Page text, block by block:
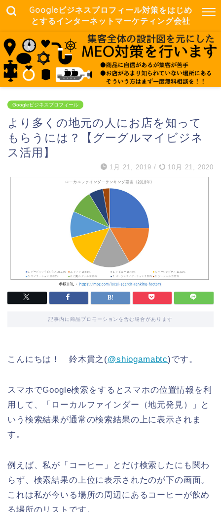
Googleビジネスプロフィール対策をはじめ
とするインターネットマーケティング会社
Googleビジネスプロフィール
より多くの地元の人にお店を知って
もらうには？【グーグルマイビジネ
ス活用】
1月 21, 2019 / 10月 21, 2020
記事内に商品プロモーションを含む場合があります
こんにちは！ 鈴木貴之(@shiogamabtc)です。
スマホでGoogle検索をするとスマホの位置情報を利
用して、「ローカルファインダー（地元発見）」と
いう検索結果が通常の検索結果の上に表示されま
す。
例えば、私が「コーヒー」とだけ検索したにも関わ
らず、検索結果の上位に表示されたのが下の画面。
これは私が今いる場所の周辺にあるコーヒーが飲め
る場所のリストです。